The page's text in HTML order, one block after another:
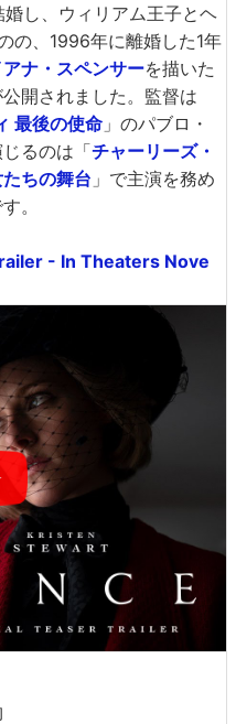
し、ウィリアム王子とヘ
の、1996年に離婚した1年
アナ・スペンサーを描いた
公開されました。監督は
最後の使命 」のパブロ・
るのは「チャーリーズ・
ちの舞台 」で主演を務め
。
- In Theaters Nove